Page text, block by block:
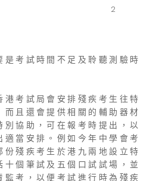
2
是 考 試 時 間 不 足 及 聆 聽 測 驗 時
港 考 試 局 會 安 排 殘 疾 考 生 往 特
而 且 還 會 提 供 相 關 的 輔 助 器 材
別 協 助 ， 可 在 報 考 時 提 出 ， 以
適 當 安 排 。 例 如 今 年 中 學 會 考
份 殘 疾 考 生 於 港 九 兩 地 設 立 特
十 個 筆 試 及 五 個 口 試 試 場 ， 並
監 考 ， 以 便 考 試 進 行 時 為 殘 疾